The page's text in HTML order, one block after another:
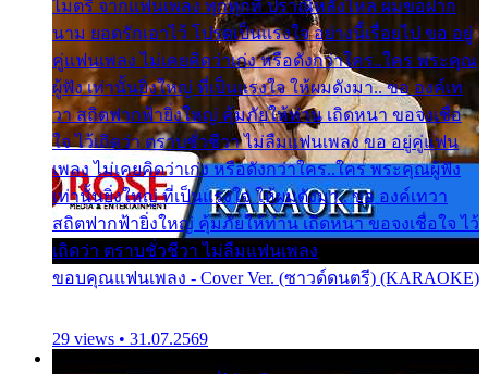
ไมตรี จากแฟนเพลง ทุกทุกที่ ปราณีหลั่งไหล ผมขอฝาก
นาม ยอดรักเอาไว้ โปรดเป็นแรงใจ อย่างนี้เรื่อยไป ขอ อยู่
คู่แฟนเพลง ไม่เคยคิดว่าเก่ง หรือดังกว่าใคร..ใคร พระคุณ
ผู้ฟัง เท่านั้นยิ่งใหญ่ ที่เป็นแรงใจ ให้ผมดังมา.. ขอ องค์เท
วา สถิตฟากฟ้ายิ่งใหญ่ คุ้มภัยให้ท่าน เถิดหนา ขอจงเชื่อ
ใจ ไว้เถิดว่า ตราบชั่วชีวา ไม่ลืมแฟนเพลง ขอ อยู่คู่แฟน
เพลง ไม่เคยคิดว่าเก่ง หรือดังกว่าใคร..ใคร พระคุณผู้ฟัง
เท่านั้นยิ่งใหญ่ ที่เป็นแรงใจ ให้ผมดังมา.. ขอ องค์เทวา
สถิตฟากฟ้ายิ่งใหญ่ คุ้มภัยให้ท่าน เถิดหนา ขอจงเชื่อใจ ไว้
เถิดว่า ตราบชั่วชีวา ไม่ลืมแฟนเพลง
ขอบคุณแฟนเพลง - Cover Ver. (ซาวด์ดนตรี) (KARAOKE)
29 views • 31.07.2569